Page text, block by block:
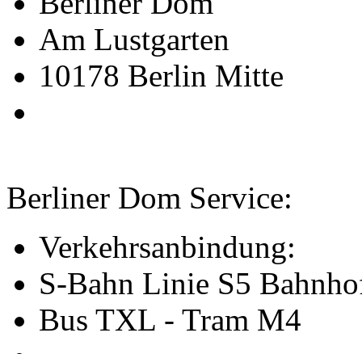
Am Lustgarten
10178 Berlin Mitte
Berliner Dom Service:
Verkehrsanbindung:
S-Bahn Linie S5
Bus TXL - Tram M4